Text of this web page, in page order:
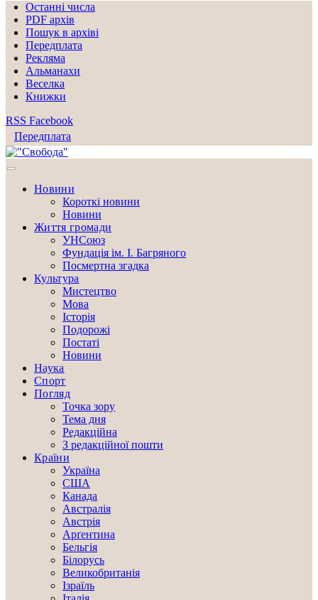
Останні числа
PDF архів
Пошук в архіві
Передплата
Рекляма
Альманахи
Веселка
Книжки
RSS Facebook
Передплата
Новини
Короткі новини
Новини
Життя громади
УНСоюз
Фундація ім. І. Багряного
Посмертна згадка
Культура
Мистецтво
Мова
Історія
Подорожі
Постаті
Новини
Наука
Спорт
Погляд
Точка зору
Тема дня
Редакційна
З редакційної пошти
Країни
Україна
США
Канада
Австралія
Австрія
Арґентина
Бельгія
Білорусь
Великобританія
Ізраїль